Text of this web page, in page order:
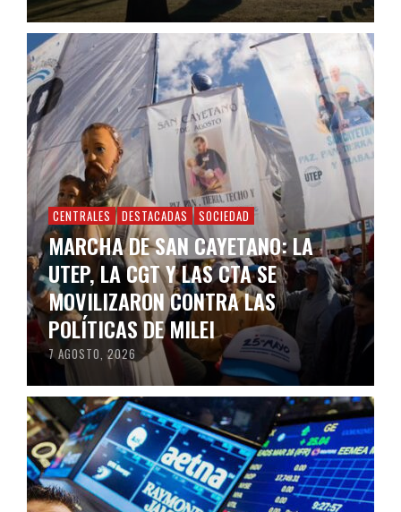
CENTRALES DESTACADAS SOCIEDAD
MARCHA DE SAN CAYETANO: LA
UTEP, LA CGT Y LAS CTA SE
MOVILIZARON CONTRA LAS
POLÍTICAS DE MILEI
7 AGOSTO, 2026